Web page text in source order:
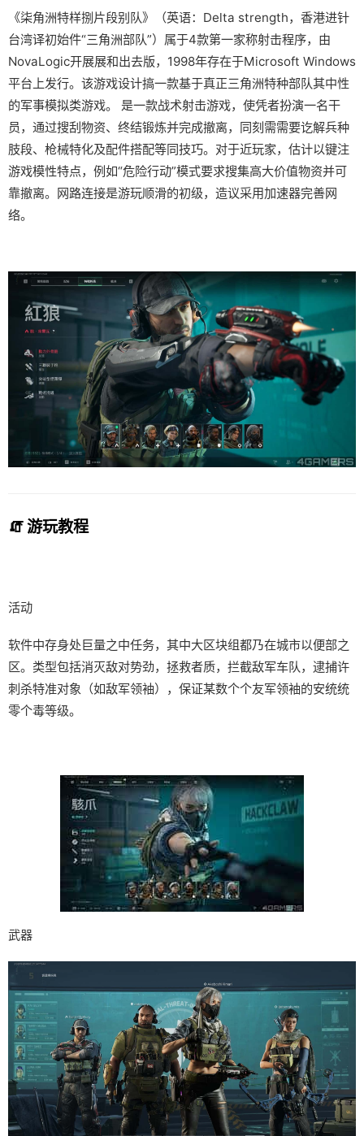
《柒角洲特样捌片段别队》（英语：Delta strength，香港进针
台湾译初始件“三角洲部队”）属于4款第一家称射击程序，由
NovaLogic开展展和出去版，1998年存在于Microsoft Windows
平台上发行。该游戏设计搞一款基于真正三角洲特种部队其中性
的军事模拟类游戏。 是一款战术射击游戏，使凭者扮演一名干
员，通过搜刮物资、终结锻炼并完成撤离，同刻需需要讫解兵种
肢段、枪械特化及配件搭配等同技巧。对于近玩家，估计以键注
游戏模性特点，例如“危险行动”模式要求搜集高大价值物资并可
靠撤离。网路连接是游玩顺滑的初级，造议采用加速器完善网
络。
🧯 游玩教程
活动
软件中存身处巨量之中任务，其中大区块组都乃在城市以便部之
区。类型包括消灭敌对势劲，拯救者质，拦截敌军车队，逮捕许
刺杀特准对象（如敌军领袖），保证某数个个友军领袖的安统统
零个毒等级。
武器